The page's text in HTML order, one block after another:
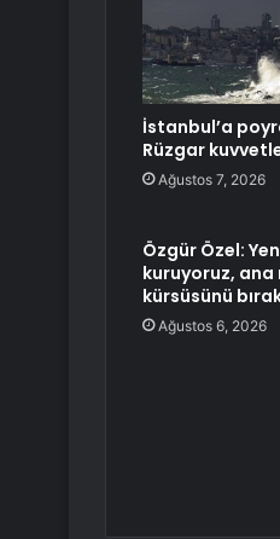
İstanbul’a
Rüzgar
Ağustos 7, 2026
Özgür Özel:
kuruyoruz,
kürsüsünü
Ağustos 6, 2026